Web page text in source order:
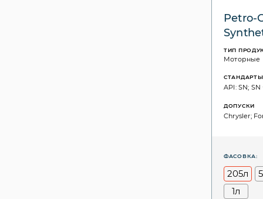
Petro-
ТИП
Моторные
СТАНДАРТЫ
API: SN;
ДОПУСКИ
Chrysler;
ФАСОВКА:
205л
1л